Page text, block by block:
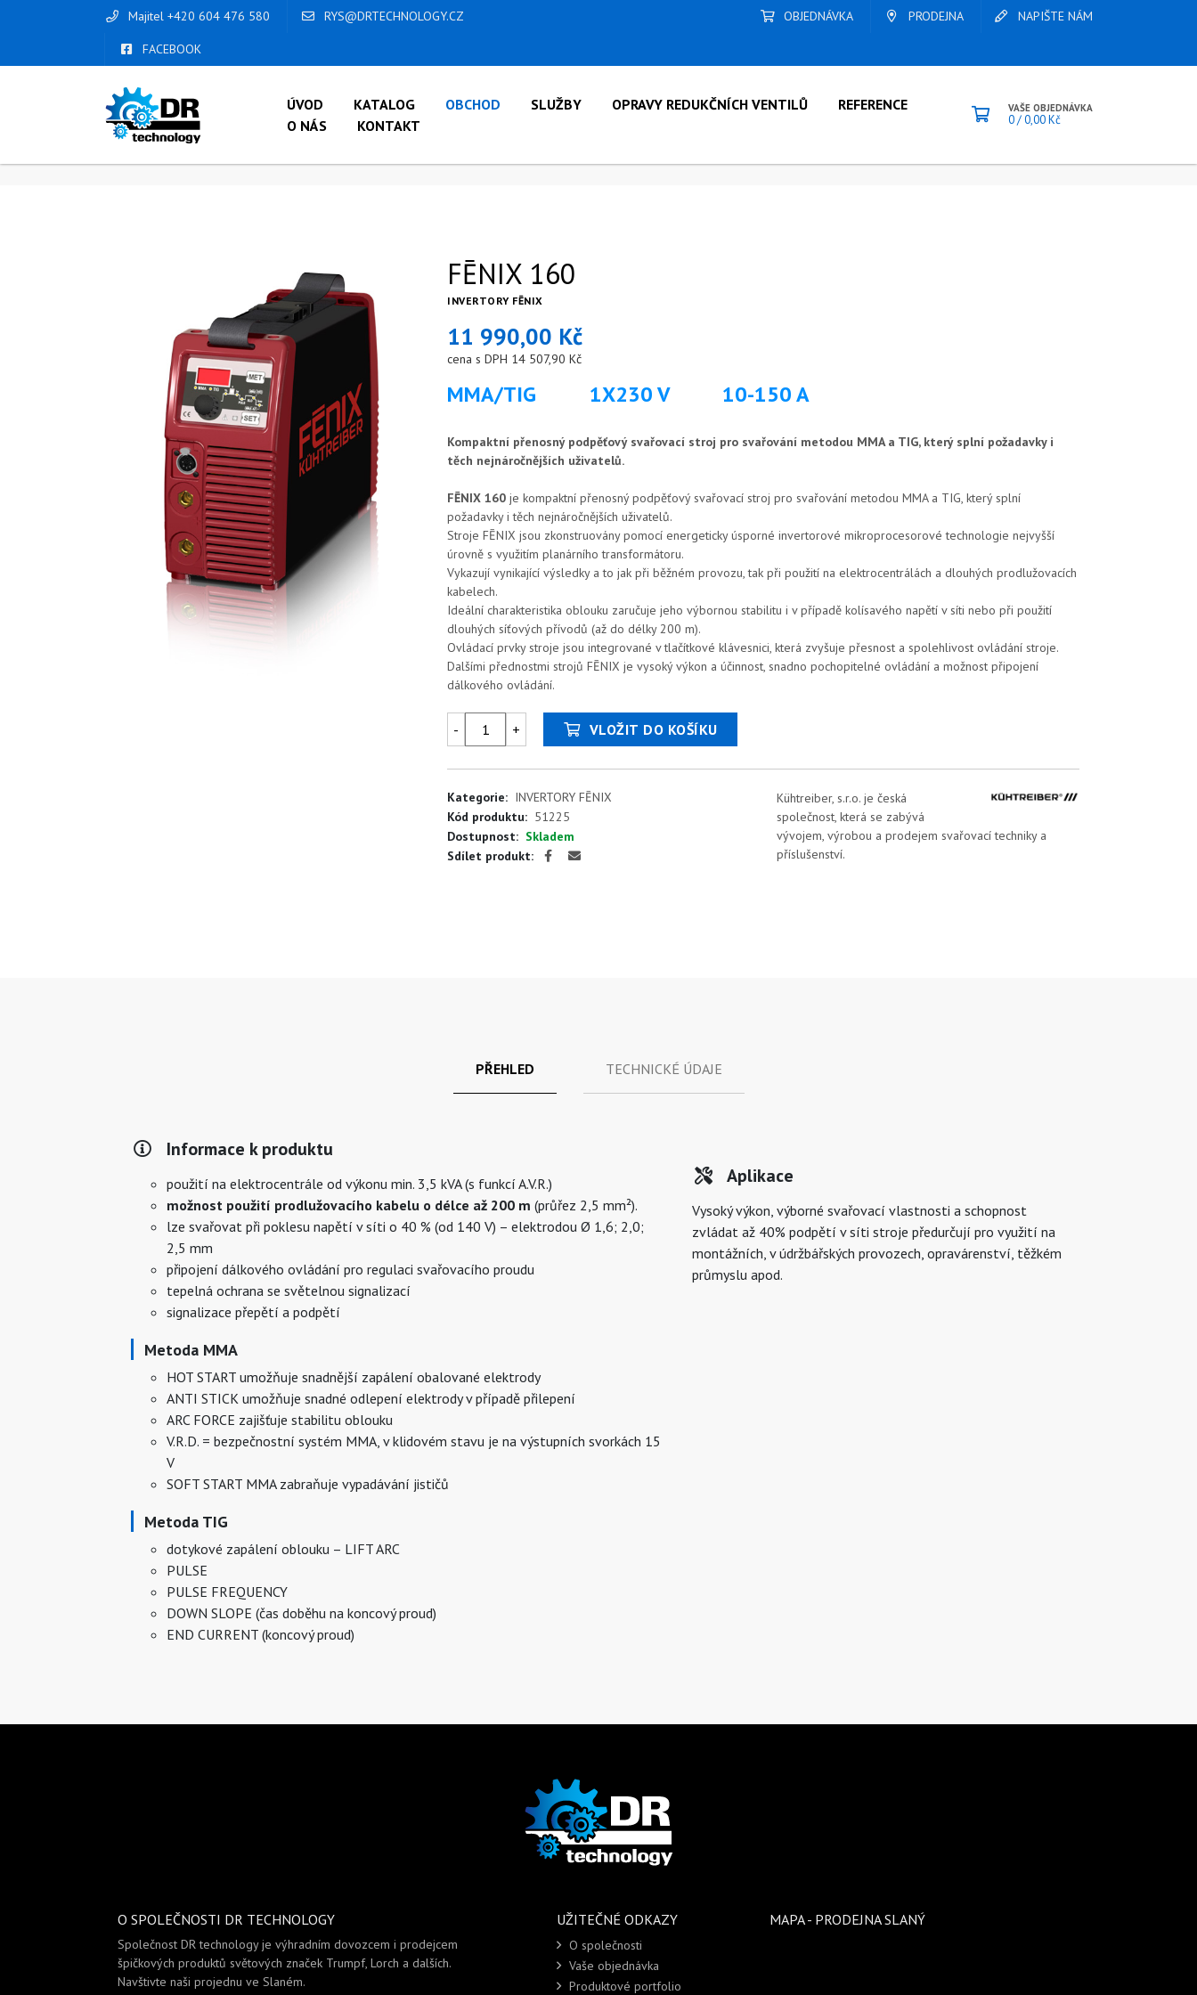
Majitel +420 604 476 580 RYS@DRTECHNOLOGY.CZ
FACEBOOK
OBJEDNÁVKA PRODEJNA NAPIŠTE NÁM
ÚVOD KATALOG OBCHOD SLUŽBY OPRAVY REDUKČNÍCH VENTILŮ
REFERENCE
O NÁS
KONTAKT
VAŠE OBJEDNÁVKA
0/0,00Kč
FĒNIX 160
INVERTORY FĒNIX
11 990,00 Kč
cena s DPH 14 507,90 Kč
MMA/TIG 1X230 V 10-150 A
Kompaktní přenosný podpěťový svařovací stroj pro svařování metodou MMA a TIG, který splní požadavky i
těch nejnáročnějších uživatelů.
FĒNIX 160 je kompaktní přenosný podpěťový svařovací stroj pro svařování metodou MMA a TIG, který splní
požadavky i těch nejnáročnějších uživatelů.
Stroje FĒNIX jsou zkonstruovány pomocí energeticky úsporné invertorové mikroprocesorové technologie nejvyšší
úrovně s využitím planárního transformátoru.
Vykazují vynikající výsledky a to jak při běžném provozu, tak při použití na elektrocentrálách a dlouhých prodlužovacích
kabelech.
Ideální charakteristika oblouku zaručuje jeho výbornou stabilitu i v případě kolísavého napětí v síti nebo při použití
dlouhých síťových přívodů (až do délky 200 m).
Ovládací prvky stroje jsou integrované v tlačítkové klávesnici, která zvyšuje přesnost a spolehlivost ovládání stroje.
Dalšími přednostmi strojů FĒNIX je vysoký výkon a účinnost, snadno pochopitelné ovládání a možnost připojení
dálkového ovládání.
- + VLOŽIT DO KOŠÍKU
Kategorie: INVERTORY FĒNIX
Kód produktu: 51225
Dostupnost: Skladem
Sdílet produkt:
Kühtreiber, s.r.o. je česká
společnost, která se zabývá
vývojem, výrobou a prodejem svařovací techniky a
příslušenství.
PŘEHLED TECHNICKÉ ÚDAJE
Informace k produktu
použití na elektrocentrále od výkonu min. 3,5 kVA (s funkcí A.V.R.)
možnost použití prodlužovacího kabelu o délce až 200 m (průřez 2,5 mm²).
lze svařovat při poklesu napětí v síti o 40 % (od 140 V) – elektrodou Ø 1,6; 2,0;
2,5 mm
připojení dálkového ovládání pro regulaci svařovacího proudu
tepelná ochrana se světelnou signalizací
signalizace přepětí a podpětí
Metoda MMA
HOT START umožňuje snadnější zapálení obalované elektrody
ANTI STICK umožňuje snadné odlepení elektrody v případě přilepení
ARC FORCE zajišťuje stabilitu oblouku
V.R.D. = bezpečnostní systém MMA, v klidovém stavu je na výstupních svorkách 15
V
SOFT START MMA zabraňuje vypadávání jističů
Metoda TIG
dotykové zapálení oblouku – LIFT ARC
PULSE
PULSE FREQUENCY
DOWN SLOPE (čas doběhu na koncový proud)
END CURRENT (koncový proud)
Aplikace
Vysoký výkon, výborné svařovací vlastnosti a schopnost
zvládat až 40% podpětí v síti stroje předurčují pro využití na
montážních, v údržbářských provozech, opravárenství, těžkém
průmyslu apod.
O SPOLEČNOSTI DR TECHNOLOGY
Společnost DR technology je výhradním dovozcem i prodejcem
špičkových produktů světových značek Trumpf, Lorch a dalších.
Navštivte naši projednu ve Slaném.
UŽITEČNÉ ODKAZY
O společnosti
Vaše objednávka
Produktové portfolio
MAPA - PRODEJNA SLANÝ